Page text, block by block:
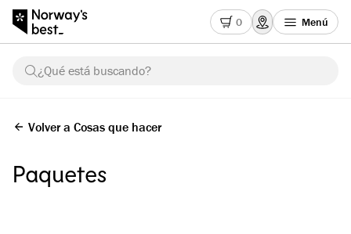
0 Menú
¿Qué está buscando?
Volver a Cosas que hacer
Paquetes